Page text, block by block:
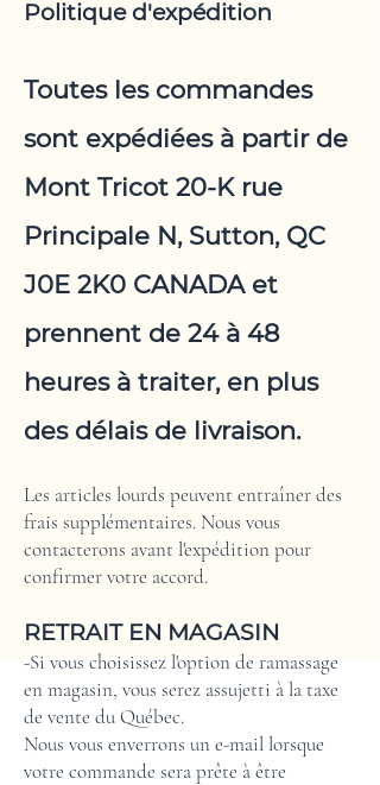
Politique d'expédition
Toutes les commandes
sont expédiées à partir de
Mont Tricot 20-K rue
Principale N, Sutton, QC
J0E 2K0 CANADA et
prennent de 24 à 48
heures à traiter, en plus
des délais de livraison.
Les articles lourds peuvent entraîner des
frais supplémentaires. Nous vous
contacterons avant l'expédition pour
confirmer votre accord.
RETRAIT EN MAGASIN
-Si vous choisissez l'option de ramassage
en magasin, vous serez assujetti à la taxe
de vente du Québec.
Nous vous enverrons un e-mail lorsque
votre commande sera prête à être